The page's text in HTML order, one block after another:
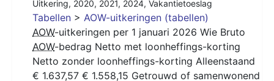
Uitkering, 2020, 2021, 2024, Vakantietoeslag
Tabellen > AOW-uitkeringen (tabellen)
AOW-uitkeringen per 1 januari 2026 Wie Bruto
AOW-bedrag Netto met loonheffings-korting
Netto zonder loonheffings-korting Alleenstaand
€ 1.637,57 € 1.558,15 Getrouwd of samenwonend